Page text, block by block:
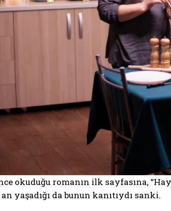
okuduğu romanın ilk sayfasına,
yaşadığı da bunun kanıtıydı sanki.